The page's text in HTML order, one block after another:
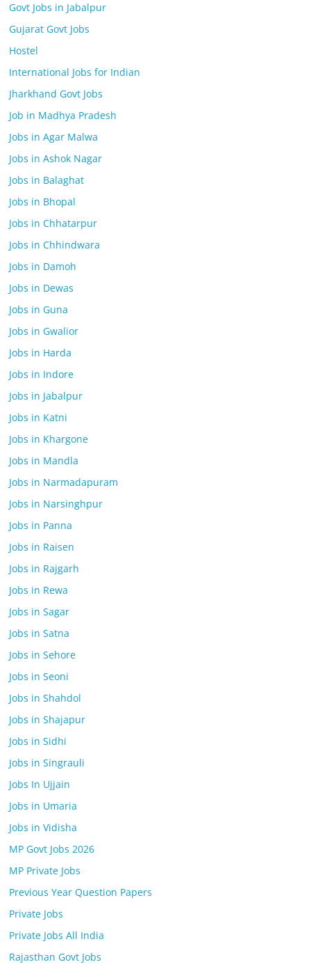
Govt Jobs in Jabalpur
Gujarat Govt Jobs
Hostel
International Jobs for Indian
Jharkhand Govt Jobs
Job in Madhya Pradesh
Jobs in Agar Malwa
Jobs in Ashok Nagar
Jobs in Balaghat
Jobs in Bhopal
Jobs in Chhatarpur
Jobs in Chhindwara
Jobs in Damoh
Jobs in Dewas
Jobs in Guna
Jobs in Gwalior
Jobs in Harda
Jobs in Indore
Jobs in Jabalpur
Jobs in Katni
Jobs in Khargone
Jobs in Mandla
Jobs in Narmadapuram
Jobs in Narsinghpur
Jobs in Panna
Jobs in Raisen
Jobs in Rajgarh
Jobs in Rewa
Jobs in Sagar
Jobs in Satna
Jobs in Sehore
Jobs in Seoni
Jobs in Shahdol
Jobs in Shajapur
Jobs in Sidhi
Jobs in Singrauli
Jobs In Ujjain
Jobs in Umaria
Jobs in Vidisha
MP Govt Jobs 2026
MP Private Jobs
Previous Year Question Papers
Private Jobs
Private Jobs All India
Rajasthan Govt Jobs